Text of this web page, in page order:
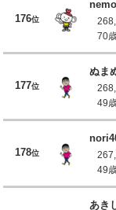
176位
70
177位
ぬま
49
178位
49
あき